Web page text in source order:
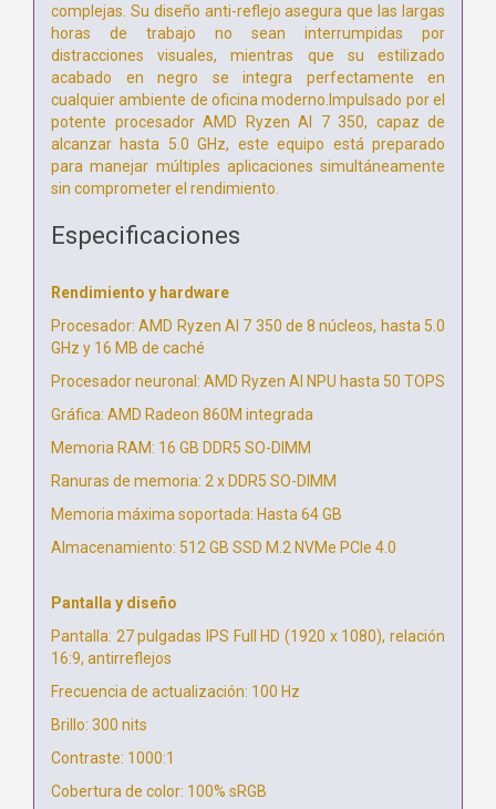
complejas. Su diseño anti-reflejo asegura que las largas
horas de trabajo no sean interrumpidas por
distracciones visuales, mientras que su estilizado
acabado en negro se integra perfectamente en
cualquier ambiente de oficina moderno.Impulsado por el
potente procesador AMD Ryzen AI 7 350, capaz de
alcanzar hasta 5.0 GHz, este equipo está preparado
para manejar múltiples aplicaciones simultáneamente
sin comprometer el rendimiento.
Especificaciones
Rendimiento y hardware
Procesador: AMD Ryzen AI 7 350 de 8 núcleos, hasta 5.0
GHz y 16 MB de caché
Procesador neuronal: AMD Ryzen AI NPU hasta 50 TOPS
Gráfica: AMD Radeon 860M integrada
Memoria RAM: 16 GB DDR5 SO-DIMM
Ranuras de memoria: 2 x DDR5 SO-DIMM
Memoria máxima soportada: Hasta 64 GB
Almacenamiento: 512 GB SSD M.2 NVMe PCIe 4.0
Pantalla y diseño
Pantalla: 27 pulgadas IPS Full HD (1920 x 1080), relación
16:9, antirreflejos
Frecuencia de actualización: 100 Hz
Brillo: 300 nits
Contraste: 1000:1
Cobertura de color: 100% sRGB